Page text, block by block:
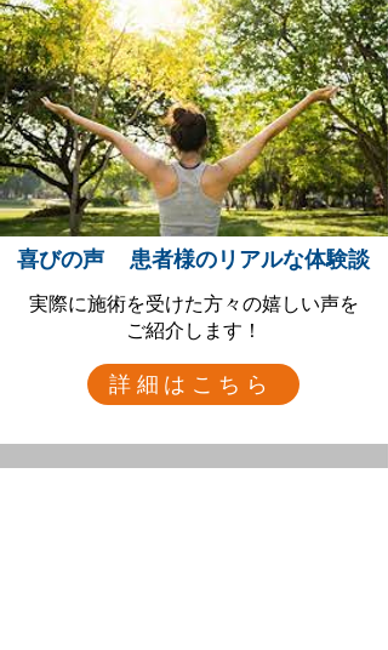
喜びの声 患者様のリアルな体験談
実際に施術を受けた方々の嬉しい声を
ご紹介します！
詳細はこちら